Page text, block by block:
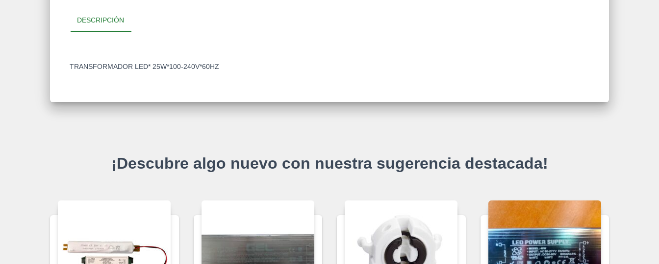
DESCRIPCIÓN
TRANSFORMADOR LED* 25W*100-240V*60HZ
¡Descubre algo nuevo con nuestra sugerencia destacada!